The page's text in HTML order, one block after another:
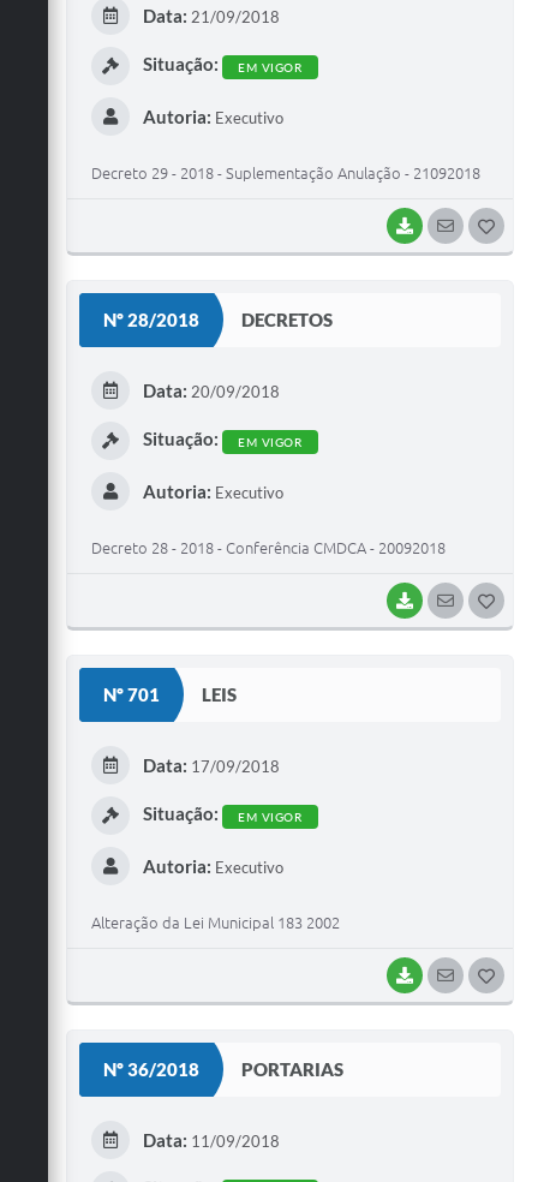
BAIXARSEGUIR
Data: 21/09/2018
Situação: EM VIGOR
Autoria: Executivo
Decreto 29 - 2018 - Suplementação Anulação - 21092018
Nº 28/2018 DECRETOS
BAIXARSEGUIR
Data: 20/09/2018
Situação: EM VIGOR
Autoria: Executivo
Decreto 28 - 2018 - Conferência CMDCA - 20092018
Nº 701 LEIS
BAIXARSEGUIR
Data: 17/09/2018
Situação: EM VIGOR
Autoria: Executivo
Alteração da Lei Municipal 183 2002
Nº 36/2018 PORTARIAS
Data: 11/09/2018